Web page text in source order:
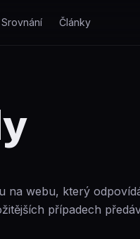
Srovnání Články
na webu, který
případech